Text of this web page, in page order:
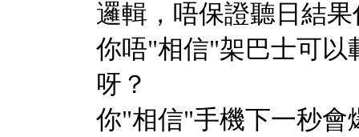
邏輯，唔保證聽日結
你唔"相信"架巴士可以
呀？
你"相信"手機下一秒會